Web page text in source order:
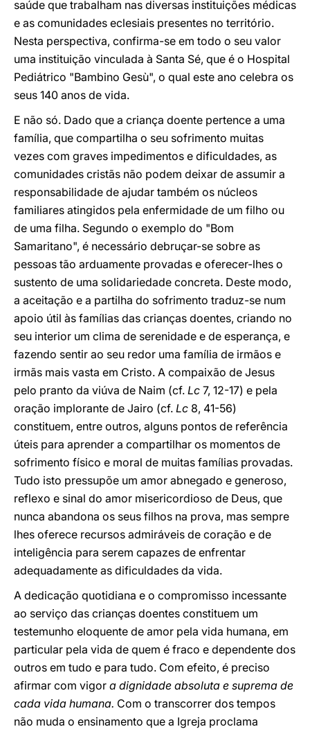
saúde que trabalham nas diversas instituições médicas
e as comunidades eclesiais presentes no território.
Nesta perspectiva, confirma-se em todo o seu valor
uma instituição vinculada à Santa Sé, que é o Hospital
Pediátrico "Bambino Gesù", o qual este ano celebra os
seus 140 anos de vida.
E não só. Dado que a criança doente pertence a uma
família, que compartilha o seu sofrimento muitas
vezes com graves impedimentos e dificuldades, as
comunidades cristãs não podem deixar de assumir a
responsabilidade de ajudar também os núcleos
familiares atingidos pela enfermidade de um filho ou
de uma filha. Segundo o exemplo do "Bom
Samaritano", é necessário debruçar-se sobre as
pessoas tão arduamente provadas e oferecer-lhes o
sustento de uma solidariedade concreta. Deste modo,
a aceitação e a partilha do sofrimento traduz-se num
apoio útil às famílias das crianças doentes, criando no
seu interior um clima de serenidade e de esperança, e
fazendo sentir ao seu redor uma família de irmãos e
irmãs mais vasta em Cristo. A compaixão de Jesus
pelo pranto da viúva de Naim (cf. Lc 7, 12-17) e pela
oração implorante de Jairo (cf. Lc 8, 41-56)
constituem, entre outros, alguns pontos de referência
úteis para aprender a compartilhar os momentos de
sofrimento físico e moral de muitas famílias provadas.
Tudo isto pressupõe um amor abnegado e generoso,
reflexo e sinal do amor misericordioso de Deus, que
nunca abandona os seus filhos na prova, mas sempre
lhes oferece recursos admiráveis de coração e de
inteligência para serem capazes de enfrentar
adequadamente as dificuldades da vida.
A dedicação quotidiana e o compromisso incessante
ao serviço das crianças doentes constituem um
testemunho eloquente de amor pela vida humana, em
particular pela vida de quem é fraco e dependente dos
outros em tudo e para tudo. Com efeito, é preciso
afirmar com vigor a dignidade absoluta e suprema de
cada vida humana. Com o transcorrer dos tempos
não muda o ensinamento que a Igreja proclama